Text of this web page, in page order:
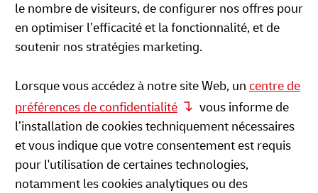
le nombre de visiteurs, de configurer nos offres pour
en optimiser l’efficacité et la fonctionnalité, et de
soutenir nos stratégies marketing.
Lorsque vous accédez à notre site Web, un centre de
préférences de confidentialité
vous informe de
l’installation de cookies techniquement nécessaires
et vous indique que votre consentement est requis
pour l'utilisation de certaines technologies,
notamment les cookies analytiques ou des